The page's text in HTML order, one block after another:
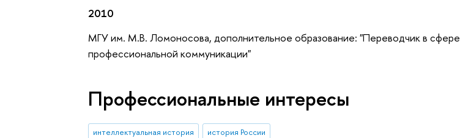
2010
МГУ им. М.В. Ломоносова, дополнительное образование: "Переводчик в сфере
профессиональной коммуникации"
Профессиональные интересы
интеллектуальная история история России